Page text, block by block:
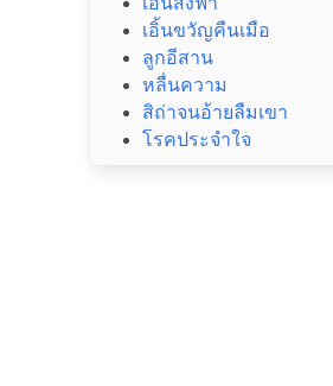
เอิ้นขวัญคืนเมือ
ลูกอีสาน
หลื่นความ
สิถ่าจนอ้ายลืมเขา
โรคประจำใจ